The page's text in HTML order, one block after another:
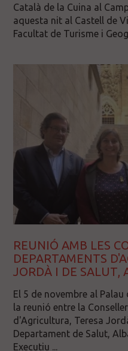
Català de la Cuina al
aquesta nit al Castell de
Facultat de Turisme i
REUNIÓ AMB LES
DEPARTAMENTS
JORDÀ I DE SALUT,
El 5 de novembre al
la reunió entre la
d'Agricultura, Teresa
Departament de Salut,
Executiu ...